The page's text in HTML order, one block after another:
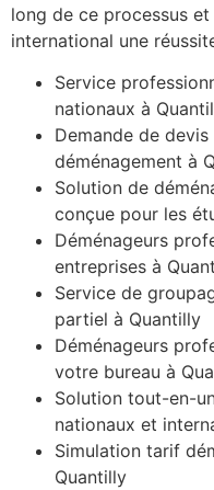
long de ce processus
international une
Service
nationaux à
Demande de
déménagement à
Solution de
conçue pour les
Déménageurs
entreprises à
Service de
partiel à Quantilly
Déménageurs
votre bureau à
Solution tout-en-
nationaux et
Simulation tarif
Quantilly